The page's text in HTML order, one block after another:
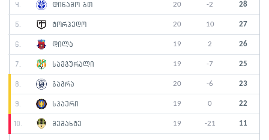
4. დინამო ბთ 20 -2 28
5. ტორპედო 20 10 27
6. დილა 19 2 26
7. სამგურალი 19 -7 25
8. გაგრა 20 -6 23
9. სპაერი 19 0 22
10. მეშახტე 19 -21 11